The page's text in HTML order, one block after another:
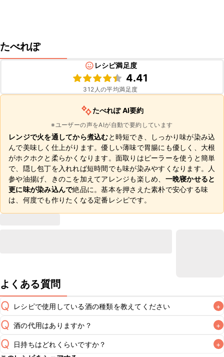
たべれぽ
レシピ満足度
4.41
312 人の平均満足度
たべれぽ AI要約
※ユーザーの声をAIが自動で要約しています
レンジで火を通してから煮込むと時短でき、しっかり味が染み込
んで美味しく仕上がります。優しい薄味で胃腸にも優しく、大根
がホクホクと柔らかくなります。面取りはピーラーを使うと簡単
で、隠し包丁を入れれば短時間でも味が染みやすくなります。人
参や油揚げ、きのこを加えてアレンジも楽しめ、 一晩寝かせると
更に味が染み込んで絶品に。基本を押さえた素朴で安心する味
は、何度でも作りたくなる定番レシピです。
よくある質問
Q レシピで使用している酒の種類を教えてください +
A
Q 酒の代用はありますか？ +
A
Q 日持ちはどれくらいですか？ +